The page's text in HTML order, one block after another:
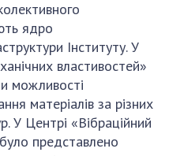
ядро
Інституту. У
властивостей»
можливості
матеріалів за різних
У Центрі «Вібраційний
представлено